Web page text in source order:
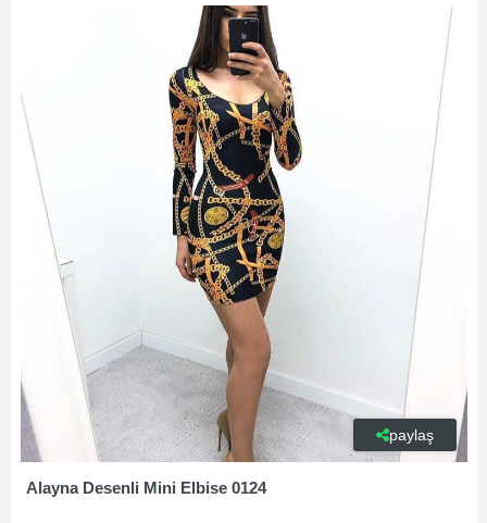
paylaş
Alayna Desenli Mini Elbise 0124